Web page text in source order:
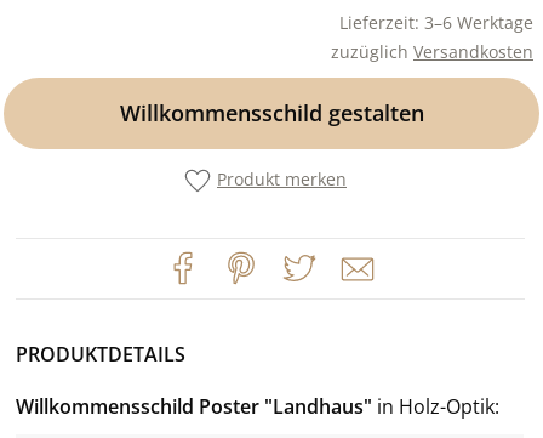
Lieferzeit: 3–6 Werktage
zuzüglich Versandkosten
Willkommensschild gestalten
Produkt merken
PRODUKTDETAILS
Willkommensschild Poster "Landhaus" in Holz-Optik